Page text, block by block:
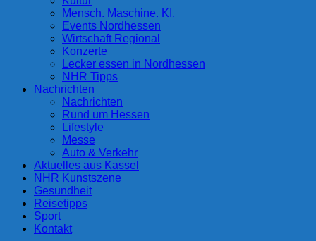
Mensch. Maschine. KI.
Events Nordhessen
Wirtschaft Regional
Konzerte
Lecker essen in Nordhessen
NHR Tipps
Nachrichten
Nachrichten
Rund um Hessen
Lifestyle
Messe
Auto & Verkehr
Aktuelles aus Kassel
NHR Kunstszene
Gesundheit
Reisetipps
Sport
Kontakt